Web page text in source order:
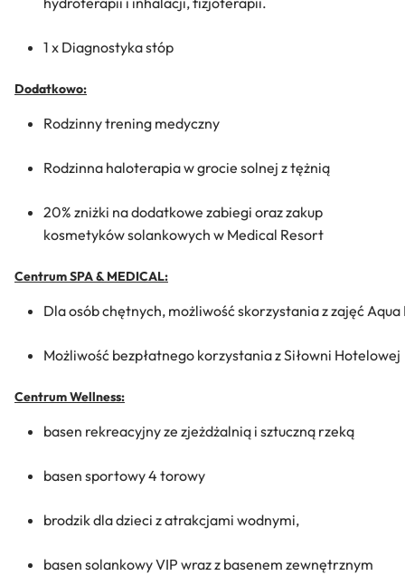
1 x Diagnostyka stóp
Dodatkowo:
Rodzinny trening medyczny
Rodzinna haloterapia w grocie solnej z tężnią
20% zniżki na dodatkowe zabiegi oraz zakup
kosmetyków solankowych w Medical Resort
Centrum SPA & MEDICAL:
Dla osób chętnych, możliwość skorzystania z zajęć Aqua
Możliwość bezpłatnego korzystania z Siłowni Hotelowej
Centrum Wellness:
basen rekreacyjny ze zjeżdżalnią i sztuczną rzeką
basen sportowy 4 torowy
brodzik dla dzieci z atrakcjami wodnymi,
basen solankowy VIP wraz z basenem zewnętrznym